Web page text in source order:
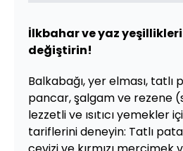
İlkbahar ve yaz
değiştirin!
Balkabağı, yer elması, tatlı
pancar, şalgam ve rezene
lezzetli ve ısıtıcı yemekler
tariflerini deneyin: Tatlı